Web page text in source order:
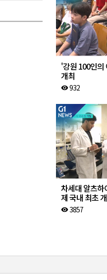
'강원 100인의
개최
visibility932
차세대 알츠하
제 국내 최초
visibility3857